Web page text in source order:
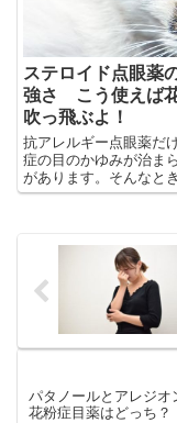
ステロイド点眼薬
強さ こう使えば
吹っ飛ぶよ！
抗アレルギー点眼薬だ
症の目のかゆみが治ま
があります。そんなと
なる目薬が「ステロイ
しょう！
パタノールとアレジ
花粉症目薬はどっち？